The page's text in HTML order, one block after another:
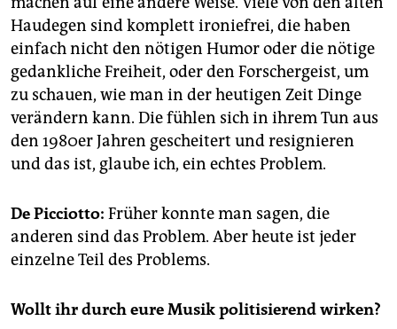
Haudegen sind komplett ironiefrei, die haben
einfach nicht den nötigen Humor oder die nötige
gedankliche Freiheit, oder den Forschergeist, um
zu schauen, wie man in der heutigen Zeit Dinge
verändern kann. Die fühlen sich in ihrem Tun aus
den 1980er Jahren gescheitert und resignieren
und das ist, glaube ich, ein echtes Problem.
De Picciotto: Früher konnte man sagen, die
anderen sind das Problem. Aber heute ist jeder
einzelne Teil des Problems.
Wollt ihr durch eure Musik politisierend wirken?